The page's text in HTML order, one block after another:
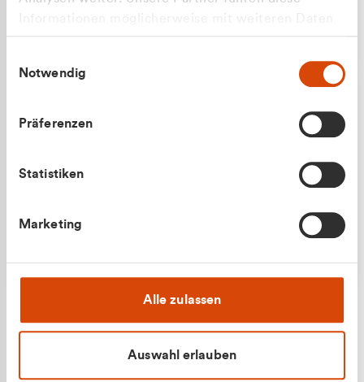
gesammelt haben.
Notwendig
Präferenzen
Statistiken
Marketing
Alle zulassen
Auswahl erlauben
Apilash Balanesan